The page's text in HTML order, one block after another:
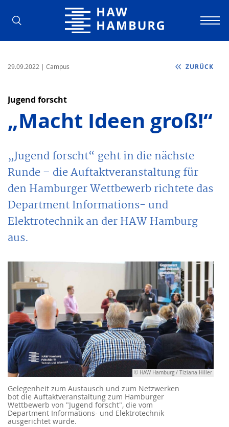
Hochschule für Angewandte
29.09.2022 | Campus ZURÜCK
Jugend forscht
„Macht Ideen groß!“
„Jugend forscht“ geht in die nächste
Runde – die Auftaktveranstaltung für
den Hamburger Wettbewerb richtete das
Department Informations- und
Elektrotechnik an der HAW Hamburg
aus.
© HAW Hamburg / Tiziana Hiller
Gelegenheit zum Austausch und zum Netzwerken
bot die Auftaktveranstaltung zum Hamburger
Wettbewerb von "Jugend forscht", die vom
Department Informations- und Elektrotechnik
ausgerichtet wurde.